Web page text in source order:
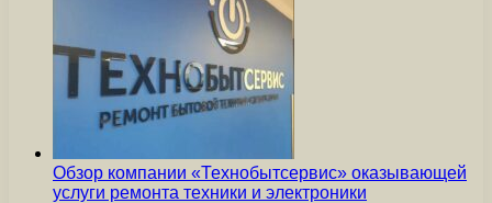
Обзор компании «Технобытсервис» оказывающей
услуги ремонта техники и электроники